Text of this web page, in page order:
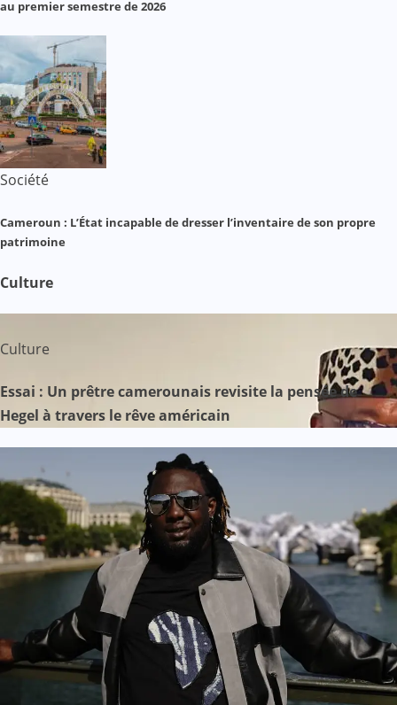
au premier semestre de 2026
Société
Cameroun : L’État incapable de dresser l’inventaire de son propre
patrimoine
Culture
Culture
Essai : Un prêtre camerounais revisite la pensée de
Hegel à travers le rêve américain